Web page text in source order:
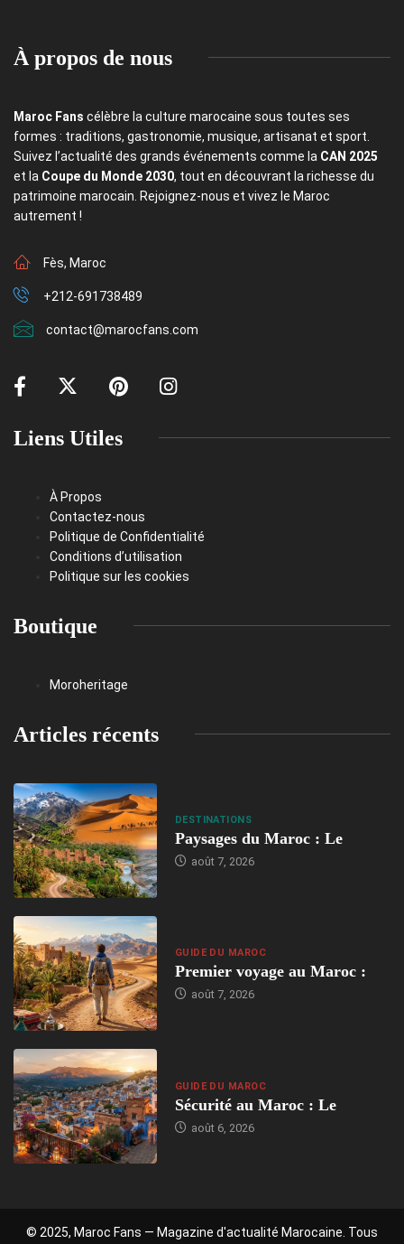
À propos de nous
Maroc Fans célèbre la culture marocaine sous toutes ses
formes : traditions, gastronomie, musique, artisanat et sport.
Suivez l’actualité des grands événements comme la CAN 2025
et la Coupe du Monde 2030, tout en découvrant la richesse du
patrimoine marocain. Rejoignez-nous et vivez le Maroc
autrement !
Fès, Maroc
+212-691738489
contact@marocfans.com
Liens Utiles
À Propos
Contactez-nous
Politique de Confidentialité
Conditions d’utilisation
Politique sur les cookies
Boutique
Moroheritage
Articles récents
DESTINATIONS
Paysages du Maroc : Le
août 7, 2026
GUIDE DU MAROC
Premier voyage au Maroc :
août 7, 2026
GUIDE DU MAROC
Sécurité au Maroc : Le
août 6, 2026
© 2025, Maroc Fans — Magazine d'actualité Marocaine. Tous